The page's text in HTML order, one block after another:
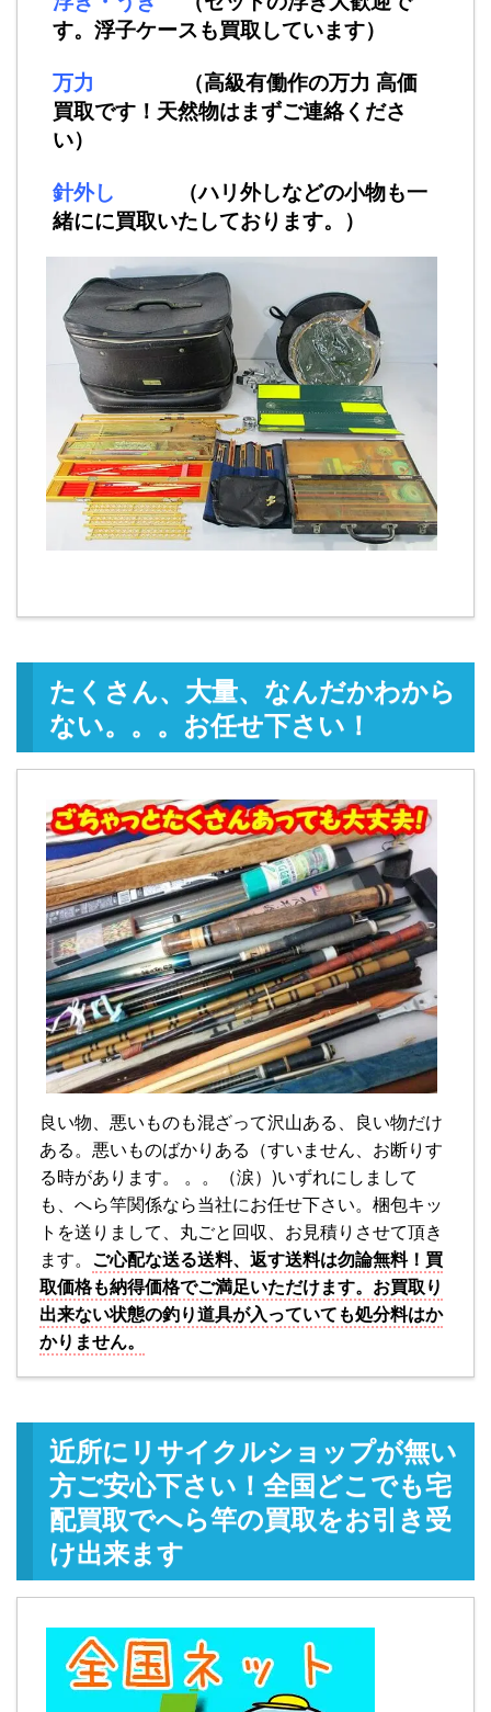
す。浮子ケースも買取しています）
万力
（高級有働作の万力 高価
買取です！天然物はまずご連絡くださ
い）
針外し
（ハリ外しなどの小物も一
緒にに買取いたしております。）
たくさん、大量、なんだかわから
ない。。。お任せ下さい！
良い物、悪いものも混ざって沢山ある、良い物だけ
ある。悪いものばかりある（すいません、お断りす
る時があります。 。。（涙）)いずれにしまして
も、へら竿関係なら当社にお任せ下さい。梱包キッ
トを送りまして、丸ごと回収、お見積りさせて頂き
ます。 ご心配な送る送料、返す送料は勿論無料！買
取価格も納得価格でご満足いただけます。お買取り
出来ない状態の釣り道具が入っていても処分料はか
かりません。
近所にリサイクルショップが無い
方ご安心下さい！全国どこでも宅
配買取でへら竿の買取をお引き受
け出来ます